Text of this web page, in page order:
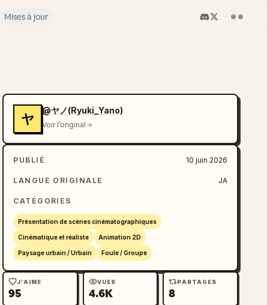
Mises à jour
ヤ
@ヤノ(Ryuki_Yano)
Voir l’original
PUBLIÉ 10 juin 2026
LANGUE ORIGINALE JA
CATÉGORIES
Présentation de scènes cinématographiques
Cinématique et réaliste Animation 2D
Paysage urbain / Urbain Foule / Groupe
J’AIME
95
VUES
4.6K
PARTAGES
8